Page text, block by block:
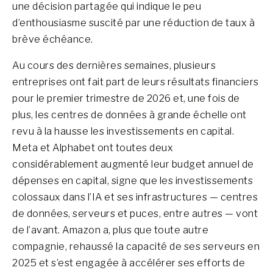
une décision partagée qui indique le peu
d’enthousiasme suscité par une réduction de taux à
brève échéance.
Au cours des dernières semaines, plusieurs
entreprises ont fait part de leurs résultats financiers
pour le premier trimestre de 2026 et, une fois de
plus, les centres de données à grande échelle ont
revu à la hausse les investissements en capital.
Meta et Alphabet ont toutes deux
considérablement augmenté leur budget annuel de
dépenses en capital, signe que les investissements
colossaux dans l’IA et ses infrastructures — centres
de données, serveurs et puces, entre autres — vont
de l’avant. Amazon a, plus que toute autre
compagnie, rehaussé la capacité de ses serveurs en
2025 et s’est engagée à accélérer ses efforts de